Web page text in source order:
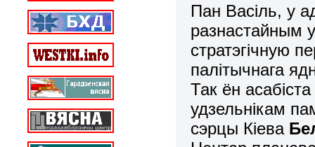
Пан Васіль, у
разнастайным
стратэгічную
палітычнага
Так ён
удзельнікам
сэрцы Кіева